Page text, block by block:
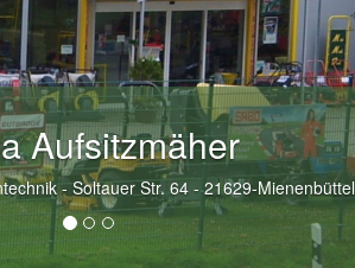
an vorführbaren
- Soltauer Str. 64 - 21629-Mienenbüttel